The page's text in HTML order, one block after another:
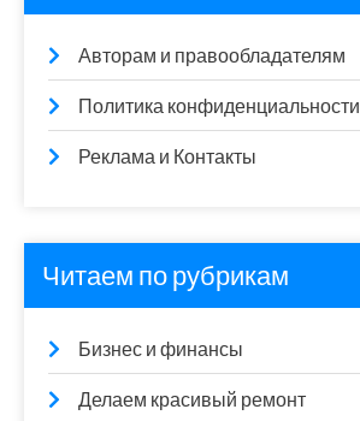
Авторам и правообладателям
Политика конфиденциальности
Реклама и Контакты
Читаем по рубрикам
Бизнес и финансы
Делаем красивый ремонт